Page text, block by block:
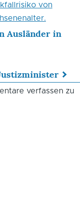
von
Ausländer in
verfassen zu